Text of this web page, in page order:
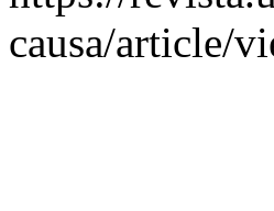
causa/article/